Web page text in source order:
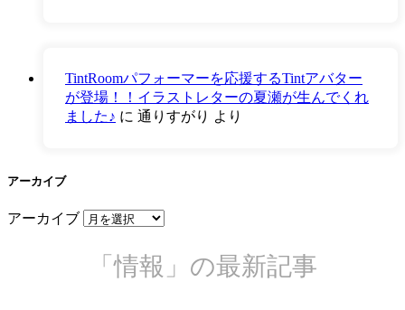
TintRoomパフォーマーを応援するTintアバター
が登場！！イラストレターの夏瀬が生んでくれ
ました♪ に 通りすがり より
アーカイブ
アーカイブ
「情報」の最新記事